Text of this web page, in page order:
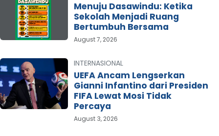
Menuju Dasawindu: Ketika
Sekolah Menjadi Ruang
Bertumbuh Bersama
August 7, 2026
INTERNASIONAL
UEFA Ancam Lengserkan
Gianni Infantino dari Presiden
FIFA Lewat Mosi Tidak
Percaya
August 3, 2026